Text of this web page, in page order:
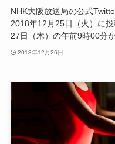
NHK大阪放送局の公式
2018年12月25日（火）に
27日（木）の午前9時00分
2018年12月26日